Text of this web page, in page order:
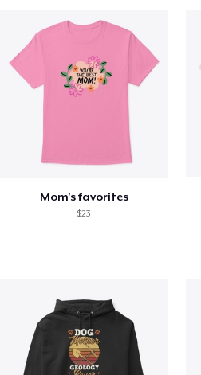
Mom's favorites
$23